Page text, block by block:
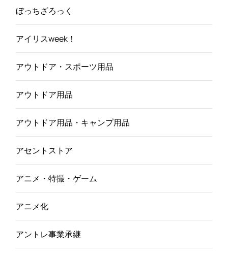
ぼっちざろっく
アイリスweek！
アウトドア・スポーツ用品
アウトドア用品
アウトドア用品・キャンプ用品
アセントストア
アニメ・特撮・ゲーム
アニメ化
アントレ事業承継